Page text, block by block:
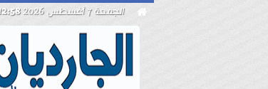
 الجمعة 7 أغسطس 2026 12:58